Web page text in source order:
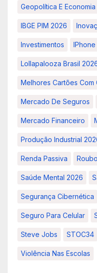
Geopolítica E Economia
IBGE PIM 2026
Investimentos IPhone
Lollapalooza Brasil
Melhores Cartões Com
Mercado De Seguros
Mercado Financeiro
Produção Industrial
Renda Passiva
Saúde Mental 2026
Segurança Cibernética
Seguro Para Celular
Steve Jobs STOC34
Violência Nas Escolas